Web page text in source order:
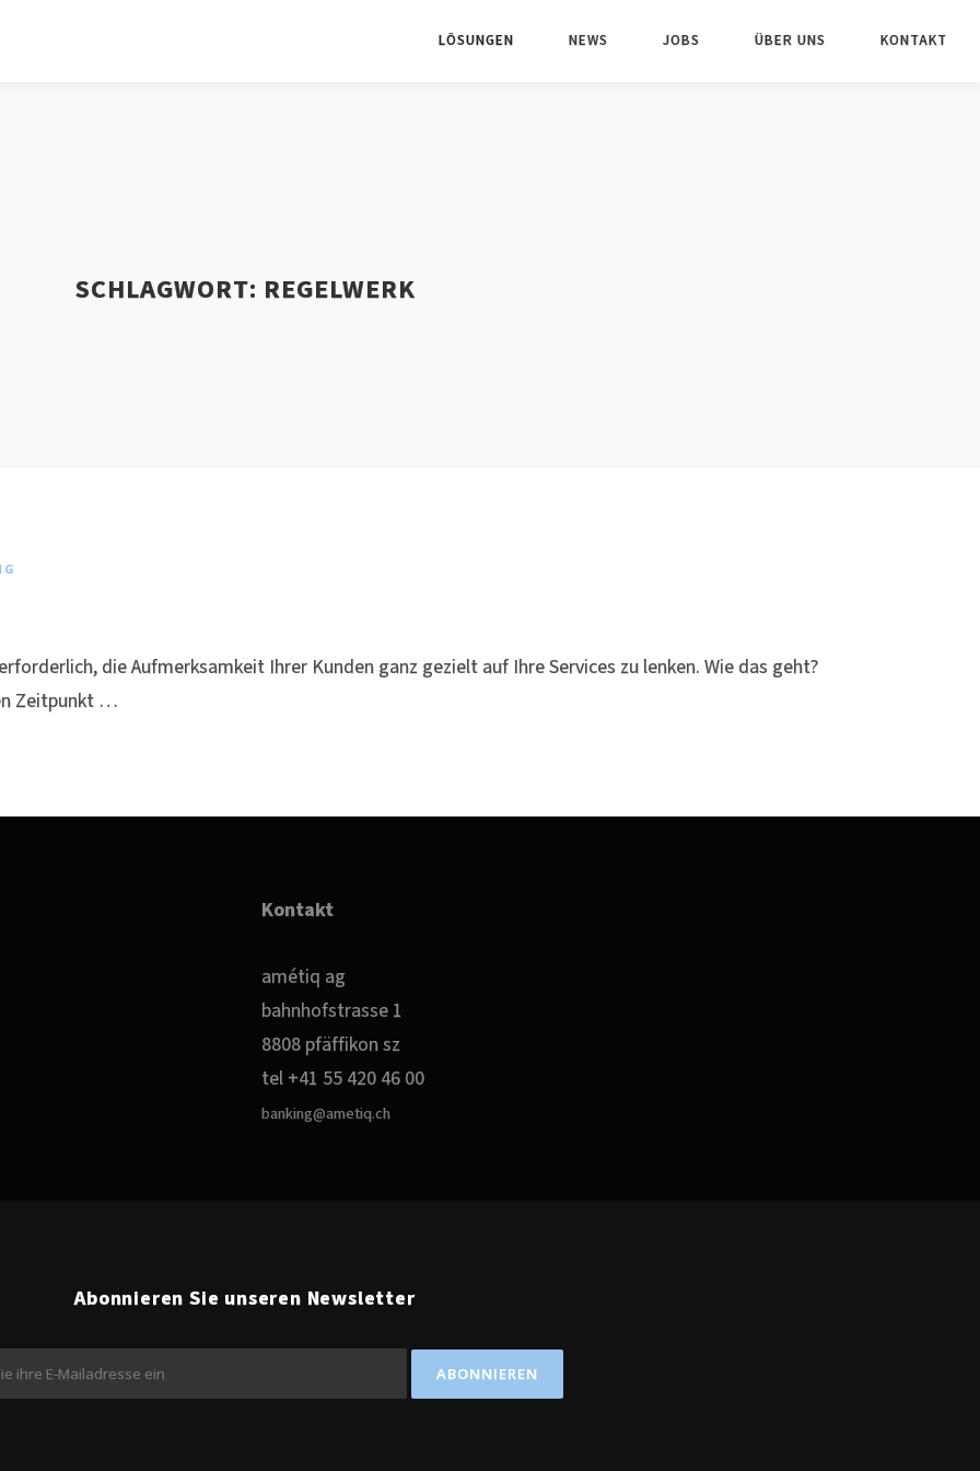
LÖSUNGEN NEWS JOBS ÜBER UNS KONTAKT
SCHLAGWORT: REGELWERK
die Aufmerksamkeit Ihrer Kunden ganz gezielt auf Ihre Services zu lenken. Wie das geht?
Zeitpunkt …
Kontakt
amétiq ag
bahnhofstrasse 1
8808 pfäffikon sz
tel +41 55 420 46 00
banking@ametiq.ch
Abonnieren Sie unseren Newsletter